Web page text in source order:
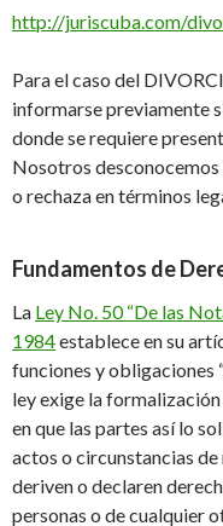
http://juriscuba.com/
Para el caso del
informarsepreviamente
donde serequiere
Nosotros desconocemos
o rechazaen términos
Fundamentos de
La Ley No. 50 “De las
1984establece en su
funciones y obligaciones
ley exige la
en que las partes así lo
actos o circunstancias
deriven o declaren
personas o de cualquier